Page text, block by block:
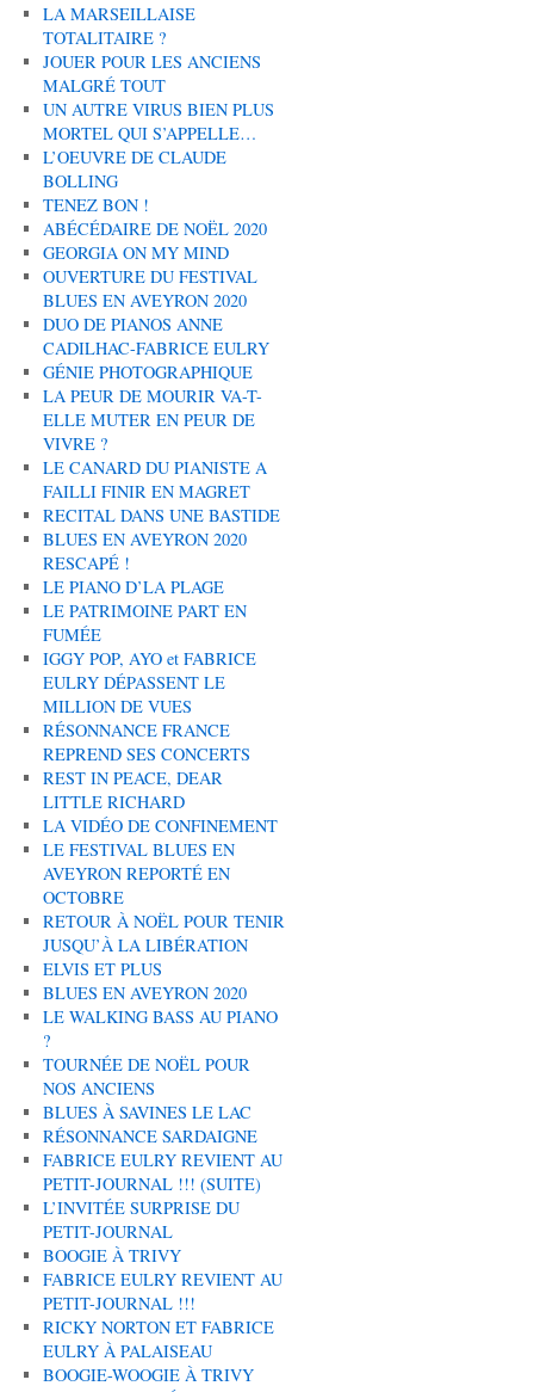
LA MARSEILLAISE
TOTALITAIRE ?
JOUER POUR LES ANCIENS
MALGRÉ TOUT
UN AUTRE VIRUS BIEN PLUS
MORTEL QUI S’APPELLE…
L’OEUVRE DE CLAUDE
BOLLING
TENEZ BON !
ABÉCÉDAIRE DE NOËL 2020
GEORGIA ON MY MIND
OUVERTURE DU FESTIVAL
BLUES EN AVEYRON 2020
DUO DE PIANOS ANNE
CADILHAC-FABRICE EULRY
GÉNIE PHOTOGRAPHIQUE
LA PEUR DE MOURIR VA-T-
ELLE MUTER EN PEUR DE
VIVRE ?
LE CANARD DU PIANISTE A
FAILLI FINIR EN MAGRET
RECITAL DANS UNE BASTIDE
BLUES EN AVEYRON 2020
RESCAPÉ !
LE PIANO D’LA PLAGE
LE PATRIMOINE PART EN
FUMÉE
IGGY POP, AYO et FABRICE
EULRY DÉPASSENT LE
MILLION DE VUES
RÉSONNANCE FRANCE
REPREND SES CONCERTS
REST IN PEACE, DEAR
LITTLE RICHARD
LA VIDÉO DE CONFINEMENT
LE FESTIVAL BLUES EN
AVEYRON REPORTÉ EN
OCTOBRE
RETOUR À NOËL POUR TENIR
JUSQU’À LA LIBÉRATION
ELVIS ET PLUS
BLUES EN AVEYRON 2020
LE WALKING BASS AU PIANO
?
TOURNÉE DE NOËL POUR
NOS ANCIENS
BLUES À SAVINES LE LAC
RÉSONNANCE SARDAIGNE
FABRICE EULRY REVIENT AU
PETIT-JOURNAL !!! (SUITE)
L’INVITÉE SURPRISE DU
PETIT-JOURNAL
BOOGIE À TRIVY
FABRICE EULRY REVIENT AU
PETIT-JOURNAL !!!
RICKY NORTON ET FABRICE
EULRY À PALAISEAU
BOOGIE-WOOGIE À TRIVY